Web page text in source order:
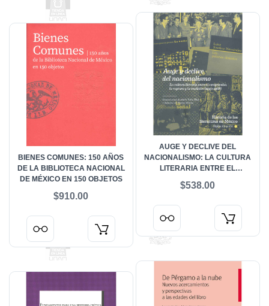
AUGE Y DECLIVE DEL
NACIONALISMO: LA CULTURA
LITERARIA ENTRE EL
LA TRADICIÓN (1940-1968).
$538.00
BIENES COMUNES: 150 AÑOS
DE LA BIBLIOTECA NACIONAL
DE MÉXICO EN 150 OBJETOS
$910.00